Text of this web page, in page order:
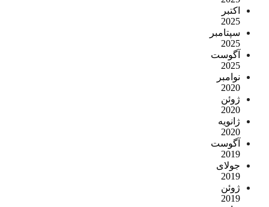
اکتبر
2025
سپتامبر
2025
آگوست
2025
نوامبر
2020
ژوئن
2020
ژانویه
2020
آگوست
2019
جولای
2019
ژوئن
2019